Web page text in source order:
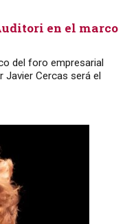
en el marco
del foro empresarial
Javier Cercas será el